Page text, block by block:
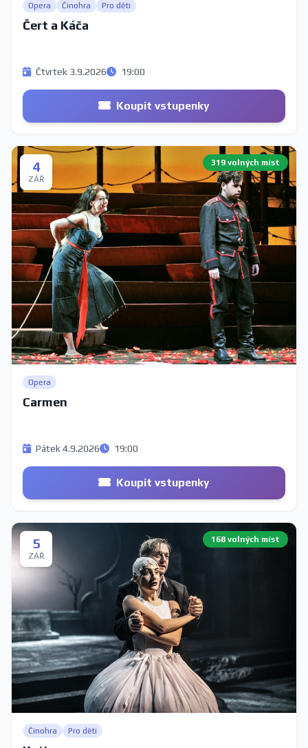
Opera Činohra Pro děti
Čert a Káča
Čtvrtek 3.9.2026 19:00
Koupit vstupenky
4
ZÁŘ
319 volných míst
Opera
Carmen
Pátek 4.9.2026 19:00
Koupit vstupenky
5
ZÁŘ
168 volných míst
Činohra Pro děti